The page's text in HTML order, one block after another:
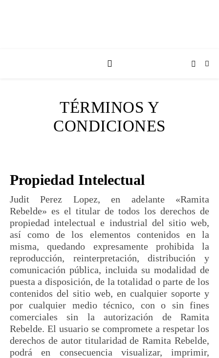
TÉRMINOS Y
CONDICIONES
Propiedad Intelectual
Judit Perez Lopez, en adelante «Ramita
Rebelde» es el titular de todos los derechos de
propiedad intelectual e industrial del sitio web,
así como de los elementos contenidos en la
misma, quedando expresamente prohibida la
reproducción, reinterpretación, distribución y
comunicación pública, incluida su modalidad de
puesta a disposición, de la totalidad o parte de los
contenidos del sitio web, en cualquier soporte y
por cualquier medio técnico, con o sin fines
comerciales sin la autorización de Ramita
Rebelde. El usuario se compromete a respetar los
derechos de autor titularidad de Ramita Rebelde,
podrá en consecuencia visualizar, imprimir,